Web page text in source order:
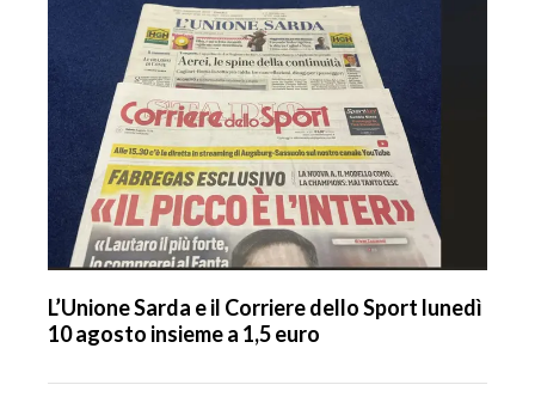
L’Unione Sarda e il Corriere dello Sport lunedì
10 agosto insieme a 1,5 euro